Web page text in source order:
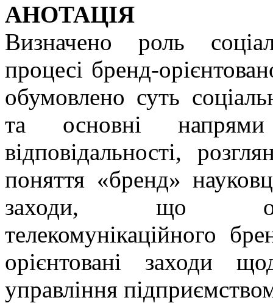
АНОТАЦІЯ
Визначено роль
процесі бренд-
обумовлено суть
та основні напрями
відповідальності,
поняття «бренд»
заходи, що
телекомунікаційного
орієнтовані заходи
управління